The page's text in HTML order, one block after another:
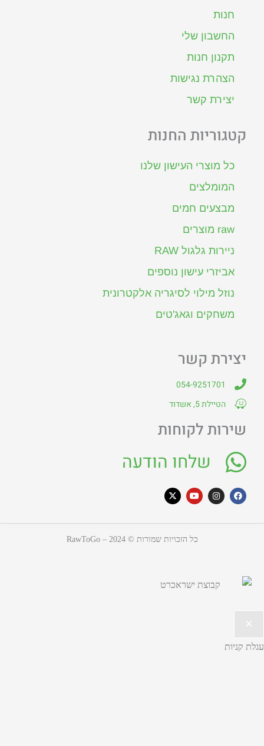
חנות
החשבון שלי
תקנון חנות
הצהרת נגישות
יצירת קשר
קטגוריות החנות
כל מוצרי העישון שלנו
המומלצים
מבצעים חמים
raw מוצרים
ניירות גלגול RAW
אביזרי עישון נוספים
נוזל מילוי לסיגריה אלקטרונית
משחקים וגאג'טים
יצירת קשר
054-9251701
הטיילת 5, אשדוד
שירות לקוחות
שלחו הודעה
כל הזכויות שמורות © 2024 – RawToGo
עגלת קניות